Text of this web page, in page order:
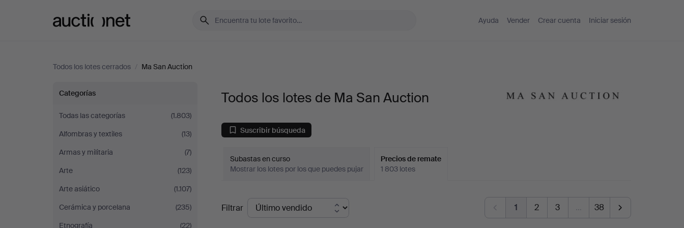
Ayuda Vender Crear cuenta Iniciar sesión
Todos los lotes cerrados / Ma San Auction
Todos
los
lotes
de
Ma
San
Categorías
Todas las categorías
(1.803)
Alfombras y textiles
(13)
Armas y militaria
(7)
Arte
(123)
Arte asiático
(1.107)
Cerámica y porcelana
(235)
Etnografía
(22)
Todos los lotes de Ma San Auction
Suscribir búsqueda
Subastas en curso
Mostrar los lotes por los que puedes pujar
Precios de remate
1 803 lotes
Precios
de
Filtrar 1 2 3 … 38